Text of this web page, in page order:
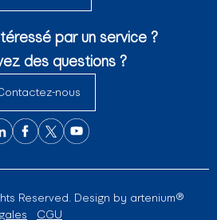
par un service ?
des questions ?
nous
Reserved. Design by artenium®
CGU